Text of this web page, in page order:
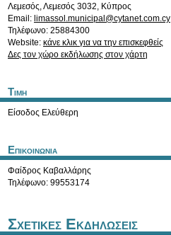
Λεμεσός,Λεμεσός 3032, Κύπρος
Email: limassol.municipal@cytanet.com.cy
Τηλέφωνο: 25884300
Website: κάνε κλικ για να την επισκεφθείς
Δες τον χώρο εκδήλωσης στον χάρτη
Τιμη
Είσοδος Ελεύθερη
Επικοινωνια
Φαίδρος Καβαλλάρης
Τηλέφωνο: 99553174
Σχετικες Εκδηλωσεις